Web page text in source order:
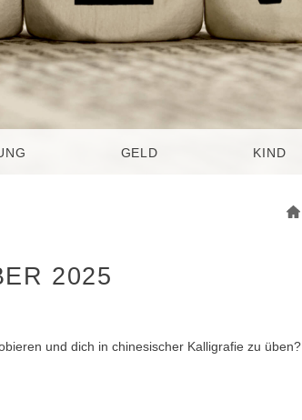
GELD KIND
2025
und dich in chinesischer Kalligrafie zu üben?